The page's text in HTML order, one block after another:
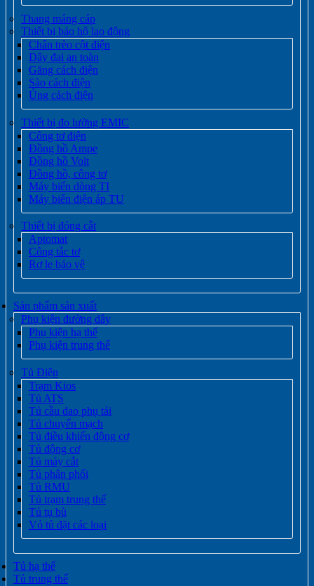
Thang máng cáp
Thiết bị bảo hộ lao động
Chân trèo cột điện
Dây đai an toàn
Găng cách điện
Sào cách điện
Ủng cách điện
Thiết bị đo lường EMIC
Công tơ điện
Đồng hồ Ampe
Đồng hồ Volt
Đồng hồ, công tơ
Máy biến dòng TI
Máy biến điện áp TU
Thiết bị đóng cắt
Aptomat
Công tắc tơ
Rơ le bảo vệ
Sản phẩm sản xuất
Phụ kiện đường dây
Phụ kiện hạ thế
Phụ kiện trung thế
Tủ Điện
Trạm Kios
Tủ ATS
Tủ cầu dao phụ tải
Tủ chuyển mạch
Tủ điều khiển động cơ
Tủ động cơ
Tủ máy cắt
Tủ phân phối
Tủ RMU
Tủ trạm trung thế
Tủ tụ bù
Vỏ tủ đặt các loại
Tủ hạ thế
Tủ trung thế